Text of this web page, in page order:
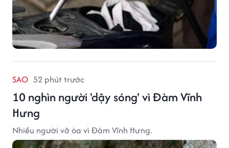
SAO 52 phút trước
10 nghìn người 'dậy sóng' vì Đàm Vĩnh
Hưng
Nhiều người vỡ òa vì Đàm Vĩnh Hưng.